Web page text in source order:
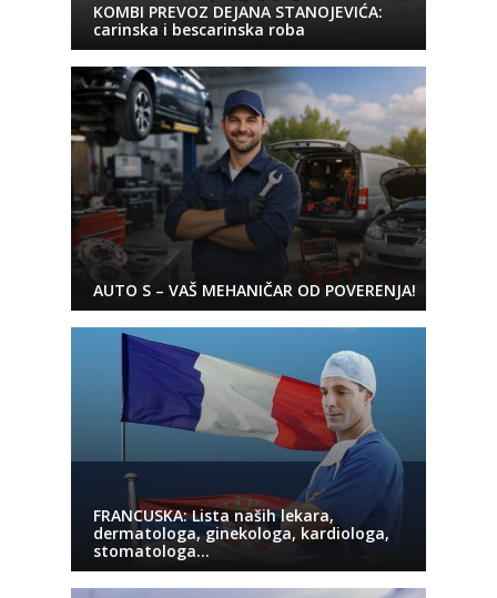
KOMBI PREVOZ DEJANA STANOJEVIĆA:
carinska i bescarinska roba
AUTO S – VAŠ MEHANIČAR OD POVERENJA!
FRANCUSKA: Lista naših lekara,
dermatologa, ginekologa, kardiologa,
stomatologa…